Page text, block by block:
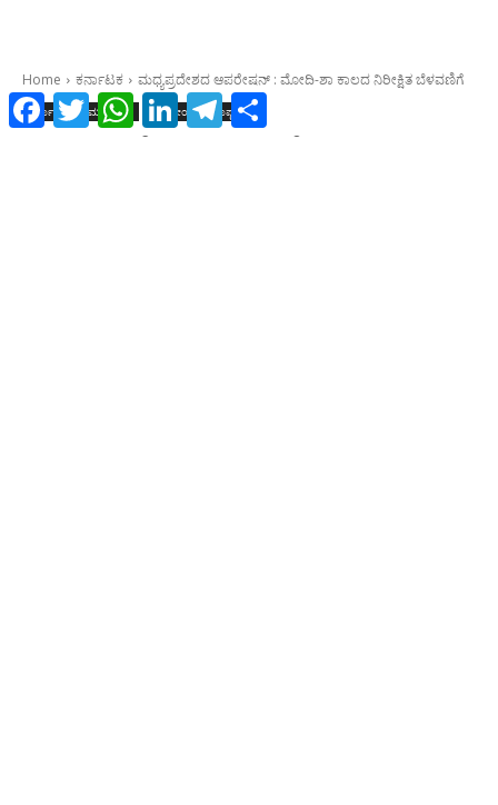
Facebook
TwitterWhatsApp
LinkedInTelegram